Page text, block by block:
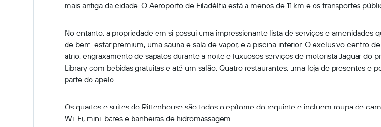
mais antiga da cidade. O Aeroporto de Filadélfia está a menos de 11 km e os transportes
No entanto, a propriedade em si possui uma impressionante lista de serviços e
de bem-estar premium, uma sauna e sala de vapor, e a piscina interior. O exclusivo centro
átrio, engraxamento de sapatos durante a noite e luxuosos serviços de motorista Jaguar do
Library com bebidas gratuitas e até um salão. Quatro restaurantes, uma loja de presentes e
parte do apelo.
Os quartos e suites do Rittenhouse são todos o epítome do requinte e incluem roupa de
Wi-Fi, mini-bares e banheiras de hidromassagem.